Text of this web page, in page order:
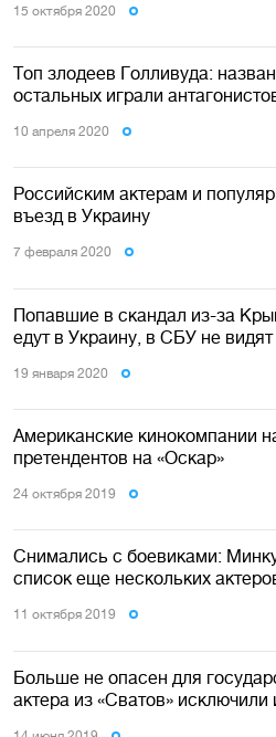
15 октября 2020
Топ злодеев Голливуда:
остальных играли
10 апреля 2020
Российским актерам и
въезд в Украину
7 февраля 2020
Попавшие в скандал из-за
едут в Украину, в СБУ не
19 января 2020
Американские кинокомпании
претендентов на «Оскар»
24 октября 2019
Снимались с боевиками:
список еще нескольких
11 октября 2019
Больше не опасен для
актера из «Сватов» исключили